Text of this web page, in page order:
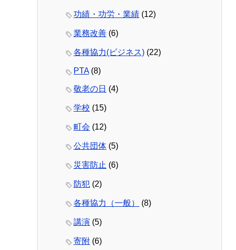
功績・功労・業績 (12)
業務改善 (6)
各種協力(ビジネス) (22)
PTA(8)
敬老の日 (4)
学校 (15)
町会 (12)
公共団体 (5)
災害防止 (6)
防犯 (2)
各種協力（一般） (8)
講演 (5)
寄附 (6)